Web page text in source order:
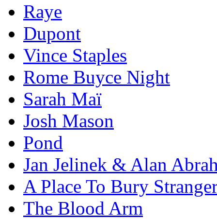
Raye
Dupont
Vince Staples
Rome Buyce Night
Sarah Maï
Josh Mason
Pond
Jan Jelinek & Alan
A Place To Bury
The Blood Arm